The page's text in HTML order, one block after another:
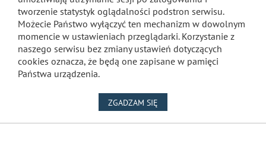
tworzenie statystyk oglądalności podstron serwisu.
Możecie Państwo wyłączyć ten mechanizm w dowolnym
momencie w ustawieniach przeglądarki. Korzystanie z
naszego serwisu bez zmiany ustawień dotyczących
cookies oznacza, że będą one zapisane w pamięci
Państwa urządzenia.
ZGADZAM SIĘ